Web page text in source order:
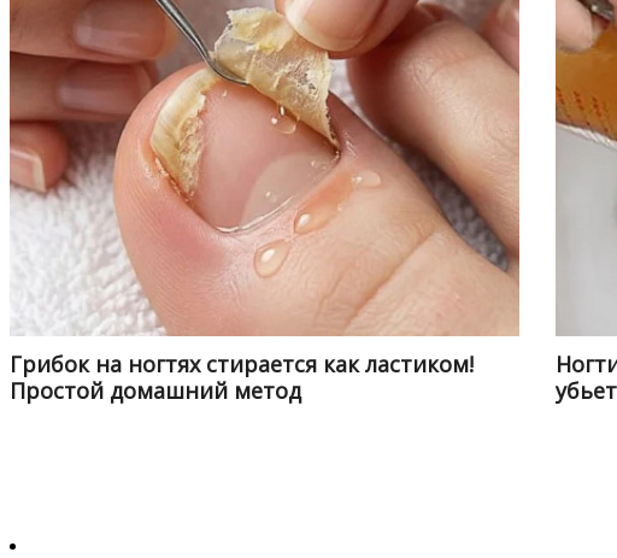
Грибок на ногтях стирается как ластиком!
Простой домашний метод